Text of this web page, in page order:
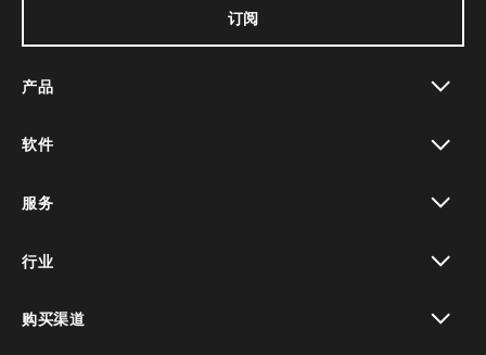
订阅
产品
软件
服务
行业
购买渠道